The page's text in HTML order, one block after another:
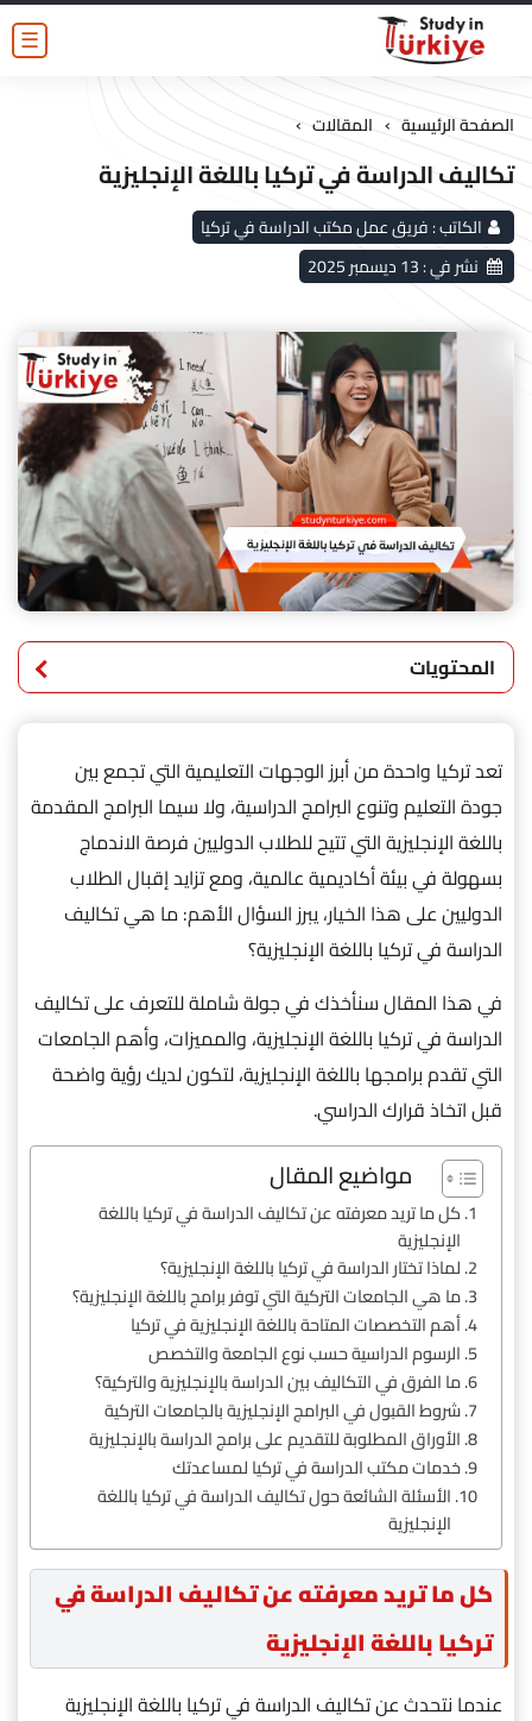
☰
الصفحة الرئيسية › المقالات ›
تكاليف الدراسة في تركيا باللغة الإنجليزية
الكاتب :فريق عمل مكتب الدراسة في تركيا
نشر في :13 ديسمبر 2025
المحتويات
تعد تركيا واحدة من أبرز الوجهات التعليمية التي تجمع بين
جودة التعليم وتنوع البرامج الدراسية، ولا سيما البرامج المقدمة
باللغة الإنجليزية التي تتيح للطلاب الدوليين فرصة الاندماج
بسهولة في بيئة أكاديمية عالمية، ومع تزايد إقبال الطلاب
الدوليين على هذا الخيار، يبرز السؤال الأهم: ما هي تكاليف
الدراسة في تركيا باللغة الإنجليزية؟
في هذا المقال سنأخذك في جولة شاملة للتعرف على تكاليف
الدراسة في تركيا باللغة الإنجليزية، والمميزات، وأهم الجامعات
التي تقدم برامجها باللغة الإنجليزية، لتكون لديك رؤية واضحة
قبل اتخاذ قرارك الدراسي.
مواضيع المقال
كل ما تريد معرفته عن تكاليف الدراسة في تركيا باللغة
الإنجليزية
لماذا تختار الدراسة في تركيا باللغة الإنجليزية؟
ما هي الجامعات التركية التي توفر برامج باللغة الإنجليزية؟
أهم التخصصات المتاحة باللغة الإنجليزية في تركيا
الرسوم الدراسية حسب نوع الجامعة والتخصص
ما الفرق في التكاليف بين الدراسة بالإنجليزية والتركية؟
شروط القبول في البرامج الإنجليزية بالجامعات التركية
الأوراق المطلوبة للتقديم على برامج الدراسة بالإنجليزية
خدمات مكتب الدراسة في تركيا لمساعدتك
الأسئلة الشائعة حول تكاليف الدراسة في تركيا باللغة
الإنجليزية
كل ما تريد معرفته عن تكاليف الدراسة في
تركيا باللغة الإنجليزية
عندما نتحدث عن تكاليف الدراسة في تركيا باللغة الإنجليزية